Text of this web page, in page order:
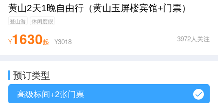
黄山2天1晚自由行（黄山玉屏楼宾馆+门票）
登山游 休闲度假
¥1630起 ¥3018 3972人关注
预订类型
高级标间+2张门票